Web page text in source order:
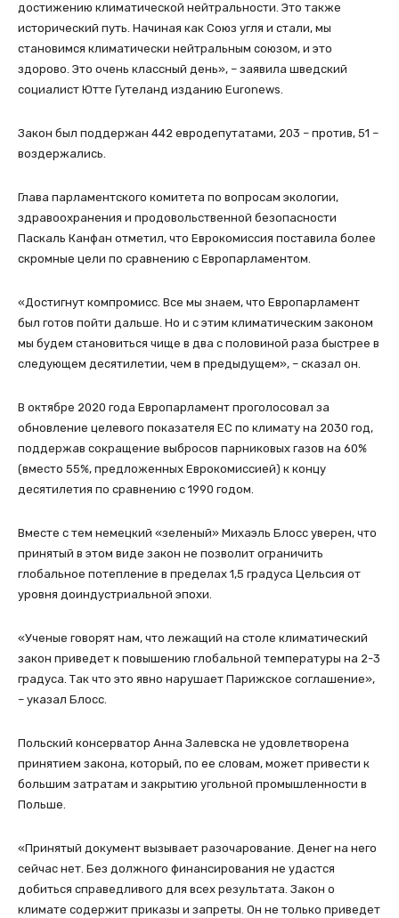
достижению климатической нейтральности. Это также
исторический путь. Начиная как Союз угля и стали, мы
становимся климатически нейтральным союзом, и это
здорово. Это очень классный день», – заявила шведский
социалист Ютте Гутеланд изданию Euronews.
Закон был поддержан 442 евродепутатами, 203 – против, 51 –
воздержались.
Глава парламентского комитета по вопросам экологии,
здравоохранения и продовольственной безопасности
Паскаль Канфан отметил, что Еврокомиссия поставила более
скромные цели по сравнению с Европарламентом.
«Достигнут компромисс. Все мы знаем, что Европарламент
был готов пойти дальше. Но и с этим климатическим законом
мы будем становиться чище в два с половиной раза быстрее в
следующем десятилетии, чем в предыдущем», – сказал он.
В октябре 2020 года Европарламент проголосовал за
обновление целевого показателя ЕС по климату на 2030 год,
поддержав сокращение выбросов парниковых газов на 60%
(вместо 55%, предложенных Еврокомиссией) к концу
десятилетия по сравнению с 1990 годом.
Вместе с тем немецкий «зеленый» Михаэль Блосс уверен, что
принятый в этом виде закон не позволит ограничить
глобальное потепление в пределах 1,5 градуса Цельсия от
уровня доиндустриальной эпохи.
«Ученые говорят нам, что лежащий на столе климатический
закон приведет к повышению глобальной температуры на 2-3
градуса. Так что это явно нарушает Парижское соглашение»,
– указал Блосс.
Польский консерватор Анна Залевска не удовлетворена
принятием закона, который, по ее словам, может привести к
большим затратам и закрытию угольной промышленности в
Польше.
«Принятый документ вызывает разочарование. Денег на него
сейчас нет. Без должного финансирования не удастся
добиться справедливого для всех результата. Закон о
климате содержит приказы и запреты. Он не только приведет